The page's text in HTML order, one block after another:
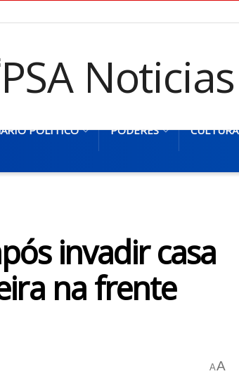
POLÍTICO PODERES CULTURA
invadir casa
na frente
AA